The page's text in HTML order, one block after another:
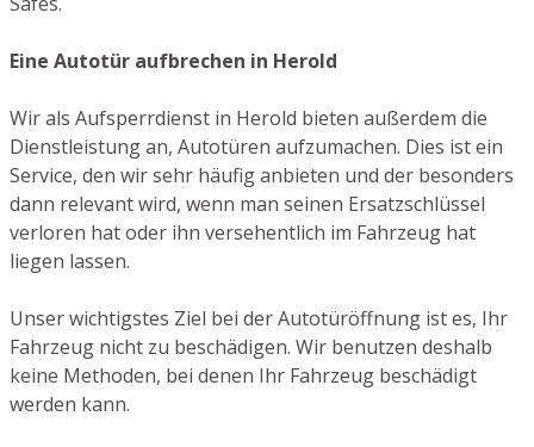
Eine Autotür aufbrechen in Herold
Wir als Aufsperrdienst in Herold bieten außerdem die
Dienstleistung an, Autotüren aufzumachen. Dies ist ein
Service, den wir sehr häufig anbieten und der besonders
dann relevant wird, wenn man seinen Ersatzschlüssel
verloren hat oder ihn versehentlich im Fahrzeug hat
liegen lassen.
Unser wichtigstes Ziel bei der Autotüröffnung ist es, Ihr
Fahrzeug nicht zu beschädigen. Wir benutzen deshalb
keine Methoden, bei denen Ihr Fahrzeug beschädigt
werden kann.